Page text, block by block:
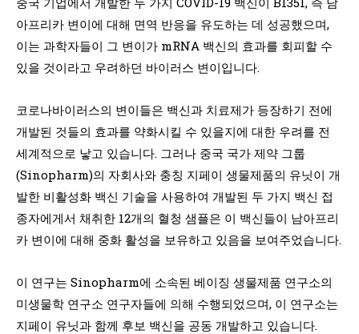
아프리카 변이에 대해 면역 반응을 유도하는 데 성공했으며,
이는 과학자들이 그 변이가 mRNA 백신의 효과를 회피할 수
있을 것이라고 우려하던 바이러스 변이입니다.
코로나바이러스의 변이들은 백신과 치료제가 등장하기 전에
개발된 것들의 효과를 약화시킬 수 있을지에 대한 우려를 전
세계적으로 낳고 있습니다. 그러나 중국 국가 제약 그룹
(Sinopharm)의 자회사와 충칭 지페이 생물제품의 유닛이 개
발한 비활성화 백신 기술을 사용하여 개발된 두 가지 백신 접
종자에게서 채취한 12개의 혈청 샘플은 이 백신들이 남아프리
카 변이에 대해 중화 활성을 보유하고 있음을 보여주었습니다.
이 연구는 Sinopharm에 소속된 베이징 생물제품 연구소의
미생물학 연구소 연구자들에 의해 수행되었으며, 이 연구소는
지페이 유닛과 함께 후보 백신을 공동 개발하고 있습니다.